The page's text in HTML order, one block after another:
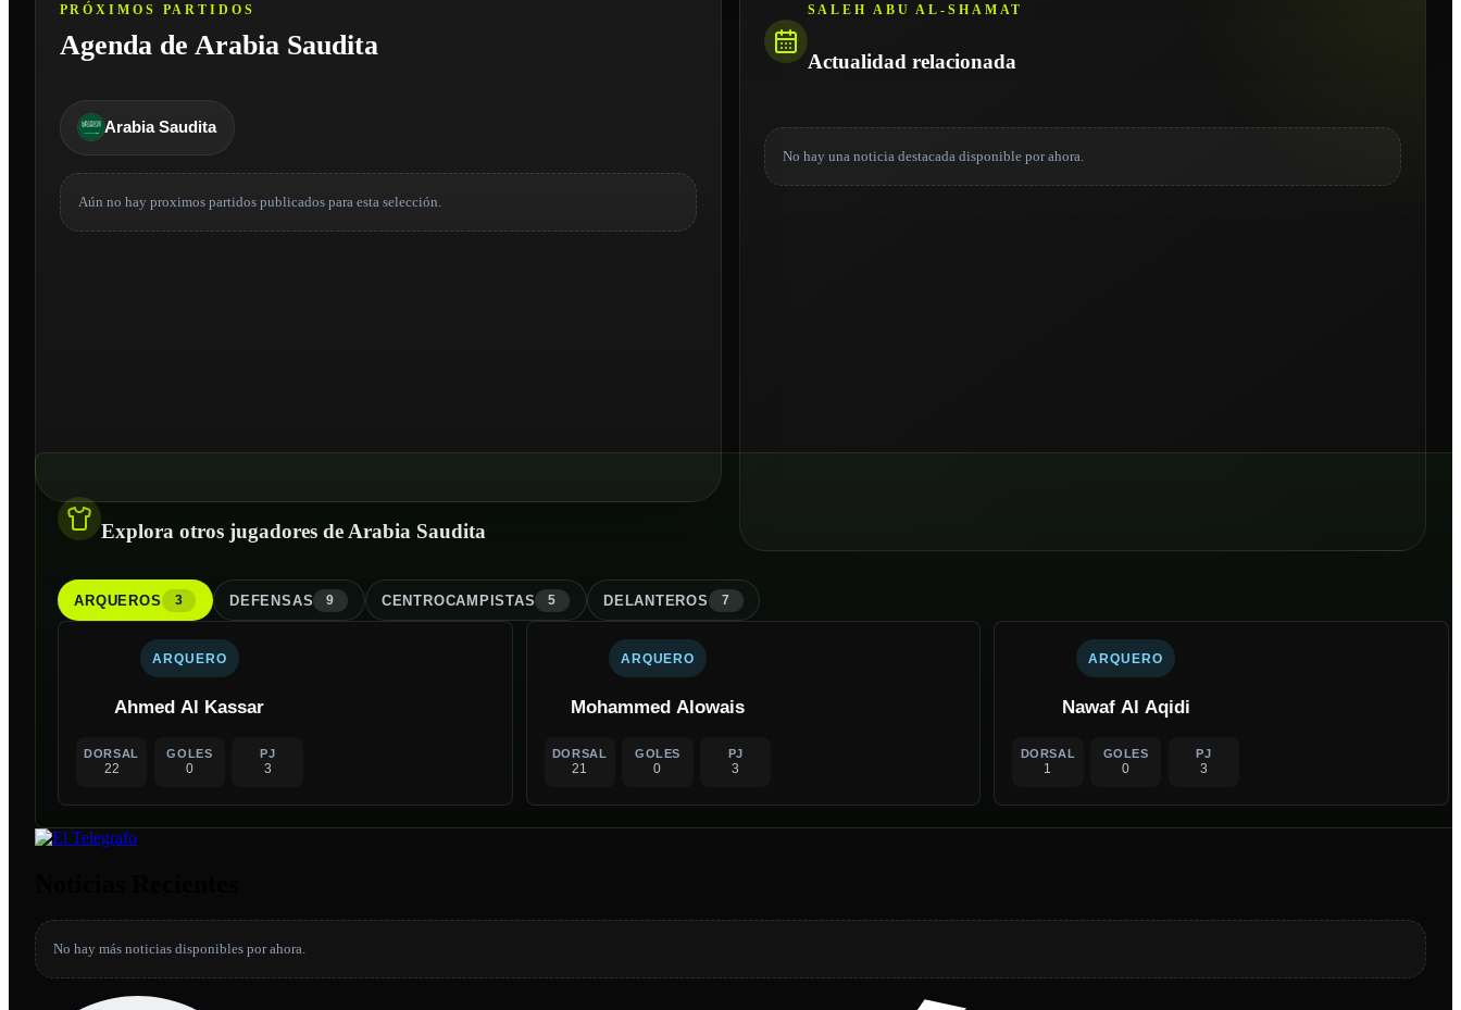
PRÓXIMOS PARTIDOS
Agenda de Arabia Saudita
Arabia Saudita
Aún no hay proximos partidos publicados para esta selección.
SALEH ABU AL-SHAMAT
Actualidad relacionada
No hay una noticia destacada disponible por ahora.
Explora otros jugadores de Arabia Saudita
ARQUEROS 3 DEFENSAS 9 CENTROCAMPISTAS 5 DELANTEROS 7
ARQUERO
Ahmed Al Kassar
DORSAL
22
GOLES
0
PJ
3
ARQUERO
Mohammed Alowais
DORSAL
21
GOLES
0
PJ
3
ARQUERO
Nawaf Al Aqidi
DORSAL
1
GOLES
0
PJ
3
No hay más noticias disponibles por ahora.